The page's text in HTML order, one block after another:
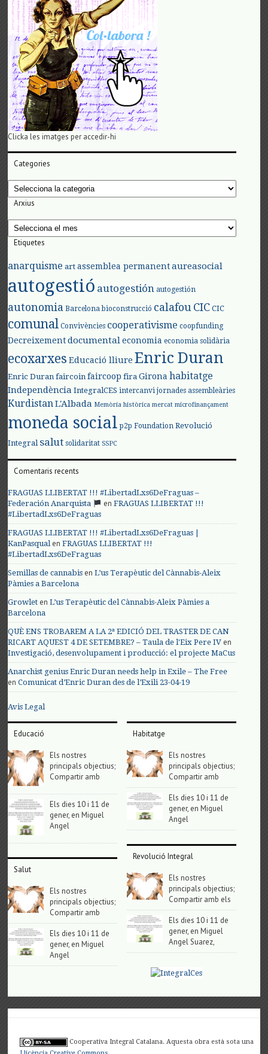
Clicka les imatges per accedir-hi
Categories
Categories
Arxius
Arxius
Etiquetes
anarquisme art assemblea permanent aureasocial
autogestió autogestión autogestión
autonomia Barcelona bioconstrucció calafouCIC CIC
comunal Convivències cooperativisme coopfunding
Decreixement documental economia economia solidària
ecoxarxes Educació lliure Enric Duran
Enric Duran faircoin faircoop fira Girona habitatge
Independència IntegralCES intercanvi jornades assembleàries
KurdistanL'Albada Memòria històrica mercat microfinançament
moneda social p2p Foundation Revolució
Integral salut solidaritat SSPC
Comentaris recents
FRAGUAS LLIBERTAT !!! #LibertadLxs6DeFraguas –
Federación Anarquista
enFRAGUAS LLIBERTAT !!!
#LibertadLxs6DeFraguas
FRAGUAS LLIBERTAT !!! #LibertadLxs6DeFraguas |
KanPasqualenFRAGUAS LLIBERTAT !!!
#LibertadLxs6DeFraguas
Semillas de cannabis enL’us Terapèutic del Cànnabis-Aleix
Pàmies a Barcelona
Growlet enL’us Terapèutic del Cànnabis-Aleix Pàmies a
Barcelona
QUÈ ENS TROBAREM A LA 2ª EDICIÓ DEL TRASTER DE CAN
RICART AQUEST 4 DE SETEMBRE? – Taula de l'Eix Pere IV en
Investigació, desenvolupament i producció: el projecte MaCus
Anarchist genius Enric Duran needs help in Exile – The Free
enComunicat d’Enric Duran des de l’Exili 23-04-19
Avis Legal
Educació
Els nostres
principals objectius;
Compartir amb
Els dies 10 i 11 de
gener, en Miguel
Angel
Salut
Els nostres
principals objectius;
Compartir amb
Els dies 10 i 11 de
gener, en Miguel
Angel
Habitatge
Els nostres
principals objectius;
Compartir amb
Els dies 10 i 11 de
gener, en Miguel
Angel
Revolució Integral
Els nostres
principals objectius;
Compartir amb els
Els dies 10 i 11 de
gener, en Miguel
Angel Suarez,
Cooperativa Integral Catalana. Aquesta obra està sota una